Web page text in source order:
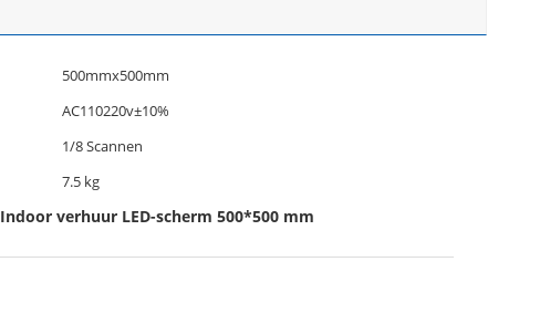
500mmx500mm
AC110220v±10%
1/8 Scannen
7.5 kg
Indoor verhuur LED-scherm 500*500 mm